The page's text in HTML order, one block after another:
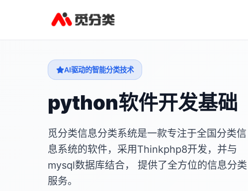
AI驱动的智能分类技术
python软件开发基础
觅分类信息分类系统是一款专注于全国分类信
息系统的软件，采用Thinkphp8开发，并与
mysql数据库结合， 提供了全方位的信息分类
服务。